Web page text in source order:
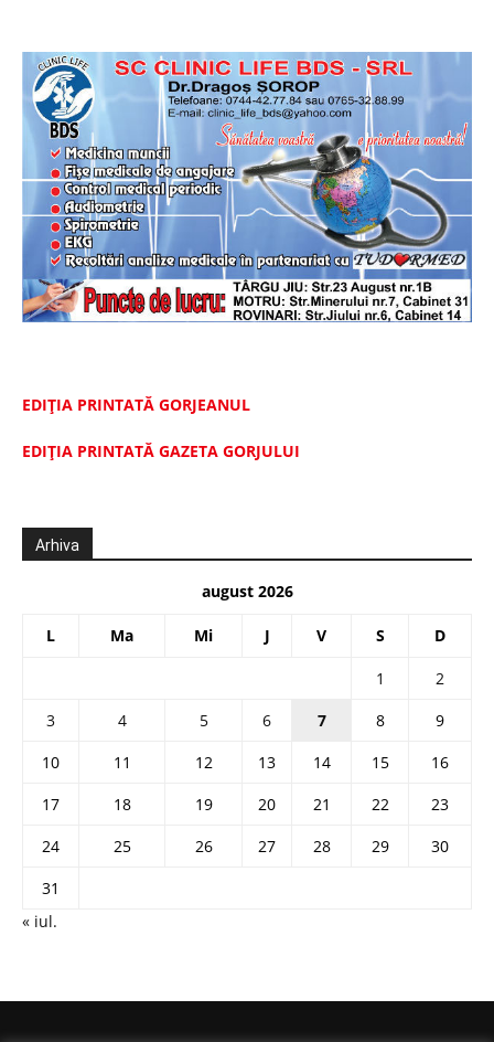
EDIȚIA PRINTATĂ GORJEANUL
EDIŢIA PRINTATĂ GAZETA GORJULUI
Arhiva
august 2026
L Ma Mi J V S D
1
2
3
4 5 6 7 8
9
10
11 12 13 14 15
16
17
18 19 20 21 22
23
24
25 26 27 28 29
30
31
« iul.